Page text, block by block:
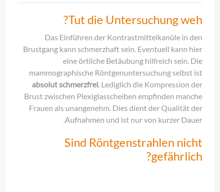
Tut die Untersuchung weh?
Das Einführen der Kontrastmittelkanüle in den
Brustgang kann schmerzhaft sein. Eventuell kann hier
eine örtliche Betäubung hilfreich sein. Die
mammographische Röntgenuntersuchung selbst ist
absolut schmerzfrei. Lediglich die Kompression der
Brust zwischen Plexiglasscheiben empfinden manche
Frauen als unangenehm. Dies dient der Qualität der
Aufnahmen und ist nur von kurzer Dauer.
Sind Röntgenstrahlen nicht
gefährlich?